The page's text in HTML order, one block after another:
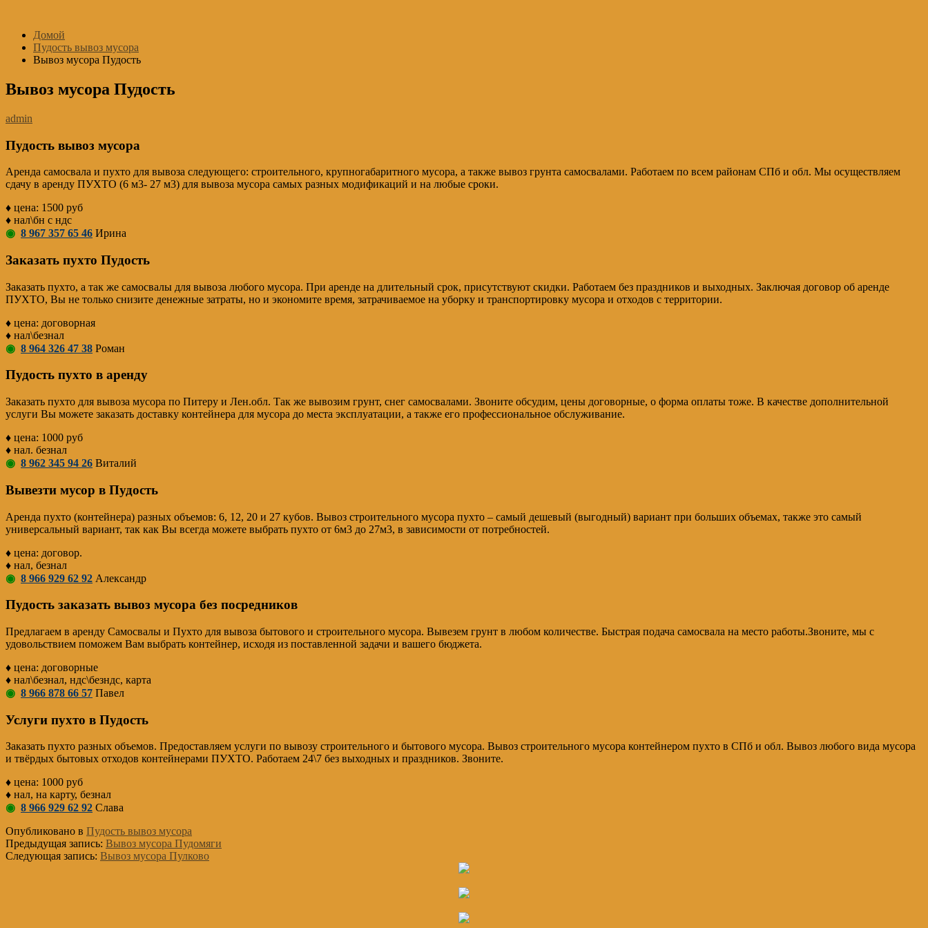
содержимому
Домой
Пудость вывоз мусора
Вывоз мусора Пудость
Вывоз мусора Пудость
admin
Пудость вывоз мусора
Аренда самосвала и пухто для вывоза следующего: строительного, крупногабаритного мусора, а также вывоз грунта самосвалами. Работаем по всем районам СПб и обл. Мы осуществляем
сдачу в аренду ПУХТО (6 м3- 27 м3) для вывоза мусора самых разных модификаций и на любые сроки.
♦ цена: 1500 руб
♦ нал\бн с ндс
◉ 8 967 357 65 46 Ирина
Заказать пухто Пудость
Заказать пухто, а так же самосвалы для вывоза любого мусора. При аренде на длительный срок, присутствуют скидки. Работаем без праздников и выходных. Заключая договор об аренде
ПУХТО, Вы не только снизите денежные затраты, но и экономите время, затрачиваемое на уборку и транспортировку мусора и отходов с территории.
♦ цена: договорная
♦ нал\безнал
◉ 8 964 326 47 38 Роман
Пудость пухто в аренду
Заказать пухто для вывоза мусора по Питеру и Лен.обл. Так же вывозим грунт, снег самосвалами. Звоните обсудим, цены договорные, о форма оплаты тоже. В качестве дополнительной
услуги Вы можете заказать доставку контейнера для мусора до места эксплуатации, а также его профессиональное обслуживание.
♦ цена: 1000 руб
♦ нал. безнал
◉ 8 962 345 94 26 Виталий
Вывезти мусор в Пудость
Аренда пухто (контейнера) разных объемов: 6, 12, 20 и 27 кубов. Вывоз строительного мусора пухто – самый дешевый (выгодный) вариант при больших объемах, также это самый
универсальный вариант, так как Вы всегда можете выбрать пухто от 6м3 до 27м3, в зависимости от потребностей.
♦ цена: договор.
♦ нал, безнал
◉ 8 966 929 62 92 Александр
Пудость заказать вывоз мусора без посредников
Предлагаем в аренду Самосвалы и Пухто для вывоза бытового и строительного мусора. Вывезем грунт в любом количестве. Быстрая подача самосвала на место работы.Звоните, мы с
удовольствием поможем Вам выбрать контейнер, исходя из поставленной задачи и вашего бюджета.
♦ цена: договорные
♦ нал\безнал, ндс\безндс, карта
◉ 8 966 878 66 57 Павел
Услуги пухто в Пудость
Заказать пухто разных объемов. Предоставляем услуги по вывозу строительного и бытового мусора. Вывоз строительного мусора контейнером пухто в СПб и обл. Вывоз любого вида мусора
и твёрдых бытовых отходов контейнерами ПУХТО. Работаем 24\7 без выходных и праздников. Звоните.
♦ цена: 1000 руб
♦ нал, на карту, безнал
◉ 8 966 929 62 92 Слава
Опубликовано в Пудость вывоз мусора
Предыдущая запись: Вывоз мусора Пудомяги
Следующая запись: Вывоз мусора Пулково